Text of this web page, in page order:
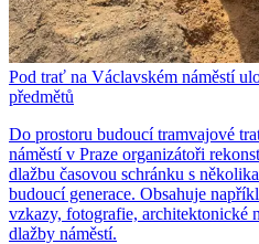
Pod trať na Václavském náměstí
předmětů
Do prostoru budoucí tramvajové
náměstí v Praze organizátoři
dlažbu časovou schránku s
budoucí generace. Obsahuje
vzkazy, fotografie, architektonické
dlažby náměstí.